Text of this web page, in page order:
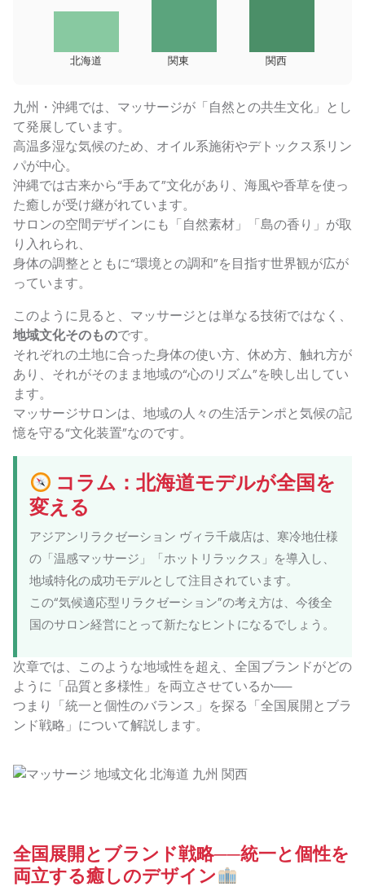
北海道 関東 関西
九州・沖縄では、マッサージが「自然との共生文化」とし
て発展しています。
高温多湿な気候のため、オイル系施術やデトックス系リン
パが中心。
沖縄では古来から“手あて”文化があり、海風や香草を使っ
た癒しが受け継がれています。
サロンの空間デザインにも「自然素材」「島の香り」が取
り入れられ、
身体の調整とともに“環境との調和”を目指す世界観が広が
っています。
このように見ると、マッサージとは単なる技術ではなく、
地域文化そのものです。
それぞれの土地に合った身体の使い方、休め方、触れ方が
あり、それがそのまま地域の“心のリズム”を映し出してい
ます。
マッサージサロンは、地域の人々の生活テンポと気候の記
憶を守る“文化装置”なのです。
コラム：北海道モデルが全国を
変える
アジアンリラクゼーション ヴィラ千歳店は、寒冷地仕様
の「温感マッサージ」「ホットリラックス」を導入し、
地域特化の成功モデルとして注目されています。
この“気候適応型リラクゼーション”の考え方は、今後全
国のサロン経営にとって新たなヒントになるでしょう。
次章では、このような地域性を超え、全国ブランドがどの
ように「品質と多様性」を両立させているか──
つまり「統一と個性のバランス」を探る「全国展開とブラ
ンド戦略」について解説します。
全国展開とブランド戦略──統一と個性を
両立する癒しのデザイン